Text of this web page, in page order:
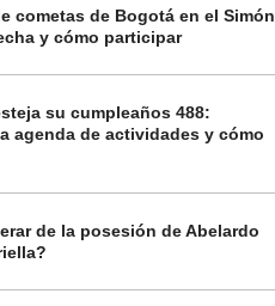
cometas de Bogotá en el Simón
y cómo participar
su cumpleaños 488:
agenda de actividades y cómo
de la posesión de Abelardo